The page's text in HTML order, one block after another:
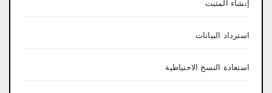
إنشاء المثبت
استرداد البيانات
استعادة النسخ الاحتياطية